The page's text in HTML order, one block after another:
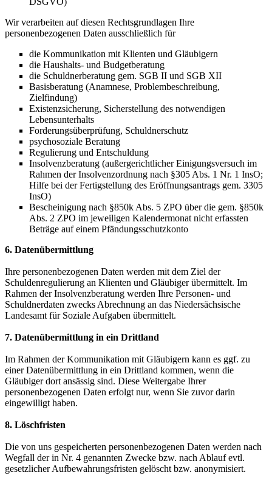
Wir verarbeiten auf diesen Rechtsgrundlagen Ihre
personenbezogenen Daten ausschließlich für
die Kommunikation mit Klienten und Gläubigern
die Haushalts- und Budgetberatung
die Schuldnerberatung gem. SGB II und SGB XII
Basisberatung (Anamnese, Problembeschreibung,
Zielfindung)
Existenzsicherung, Sicherstellung des notwendigen
Lebensunterhalts
Forderungsüberprüfung, Schuldnerschutz
psychosoziale Beratung
Regulierung und Entschuldung
Insolvenzberatung (außergerichtlicher Einigungsversuch im
Rahmen der Insolvenzordnung nach §305 Abs. 1 Nr. 1 InsO;
Hilfe bei der Fertigstellung des Eröffnungsantrags gem. 3305
InsO)
Bescheinigung nach §850k Abs. 5 ZPO über die gem. §850k
Abs. 2 ZPO im jeweiligen Kalendermonat nicht erfassten
Beträge auf einem Pfändungsschutzkonto
6. Datenübermittlung
Ihre personenbezogenen Daten werden mit dem Ziel der
Schuldenregulierung an Klienten und Gläubiger übermittelt. Im
Rahmen der Insolvenzberatung werden Ihre Personen- und
Schuldnerdaten zwecks Abrechnung an das Niedersächsische
Landesamt für Soziale Aufgaben übermittelt.
7. Datenübermittlung in ein Drittland
Im Rahmen der Kommunikation mit Gläubigern kann es ggf. zu
einer Datenübermittlung in ein Drittland kommen, wenn die
Gläubiger dort ansässig sind. Diese Weitergabe Ihrer
personenbezogenen Daten erfolgt nur, wenn Sie zuvor darin
eingewilligt haben.
8. Löschfristen
Die von uns gespeicherten personenbezogenen Daten werden nach
Wegfall der in Nr. 4 genannten Zwecke bzw. nach Ablauf evtl.
gesetzlicher Aufbewahrungsfristen gelöscht bzw. anonymisiert.